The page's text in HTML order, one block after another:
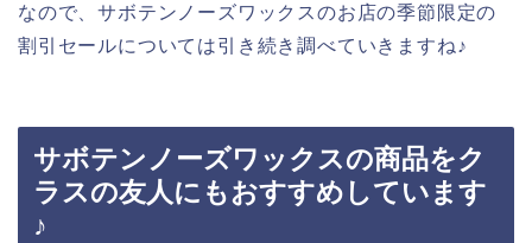
なので、サボテンノーズワックスのお店の季節限定の
割引セールについては引き続き調べていきますね♪
サボテンノーズワックスの商品をク
ラスの友人にもおすすめしています
♪